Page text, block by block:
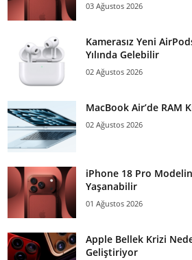
03 Ağustos 2026
Kamerasız Yeni
Yılında Gelebilir
02 Ağustos 2026
MacBook Air’de RAM
02 Ağustos 2026
iPhone 18 Pro
Yaşanabilir
01 Ağustos 2026
Apple Bellek Krizi
Geliştiriyor